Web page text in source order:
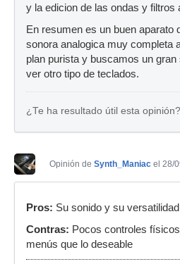
y la edicion de las ondas y filtros
En resumen es un buen aparato
sonora analogica muy completa
plan purista y buscamos un
ver otro tipo de teclados.
¿Te ha resultado útil esta opinión?
Opinión de Synth_Maniac el 28/
Pros: Su sonido y su versatilidad
Contras: Pocos controles
menús que lo deseable